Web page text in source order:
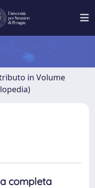
in Volume
completa